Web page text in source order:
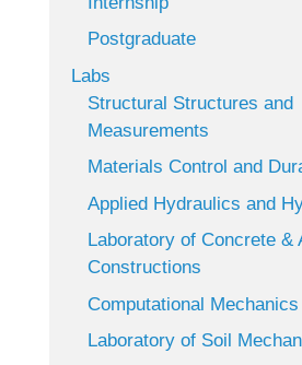
Postgraduate
Labs
Structural Structures and
Measurements
Materials Control and
Applied Hydraulics and
Laboratory of Concrete &
Constructions
Computational
Laboratory of Soil